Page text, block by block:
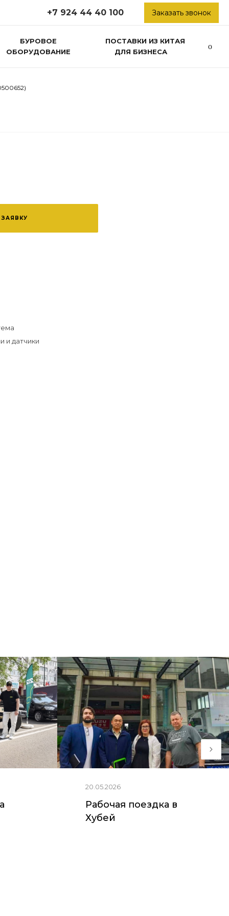
+7 924 44 40 100 Заказать звонок
БУРОВОЕ
ОБОРУДОВАНИЕ
ПОСТАВКИ ИЗ КИТАЯ
ДЛЯ БИЗНЕСА
и датчики
20.05.2026
Рабочая поездка в
Хубей